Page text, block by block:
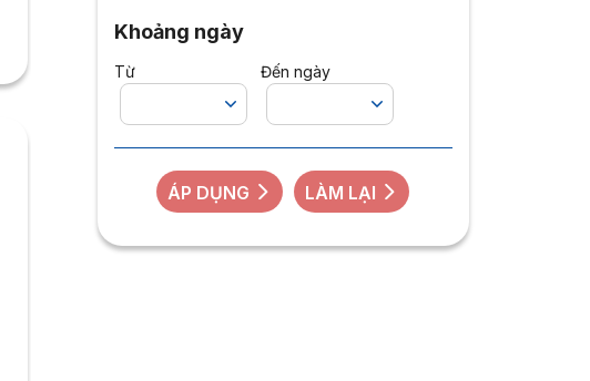
Khoảng ngày
Từ Đến ngày
ÁP DỤNG LÀM LẠI